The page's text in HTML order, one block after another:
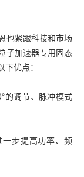
也紧跟科技和市场
子加速器专用固态
优点：
的调节、脉冲模式
步提高功率、频